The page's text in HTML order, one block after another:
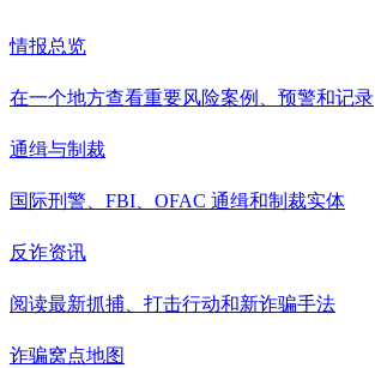
情报总览
在一个地方查看重要风险案例、预警和记录
通缉与制裁
国际刑警、FBI、OFAC 通缉和制裁实体
反诈资讯
阅读最新抓捕、打击行动和新诈骗手法
诈骗窝点地图